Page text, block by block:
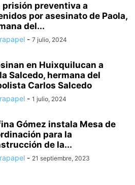
prisión preventiva a
por asesinato de Paola,
del...
- 7 julio, 2024
en Huixquilucan a
Salcedo, hermana del
Carlos Salcedo
- 1 julio, 2024
Gómez instala Mesa de
para la
de la...
- 21 septiembre, 2023